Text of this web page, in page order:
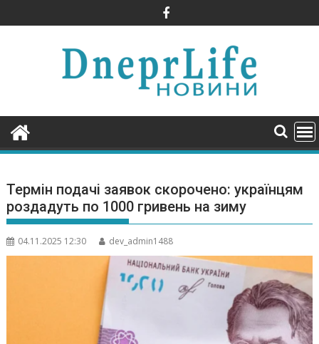
to
Термін подачі заявок скорочено: українцям
роздадуть по 1000 гривень на зиму
04.11.2025 12:30 dev_admin1488